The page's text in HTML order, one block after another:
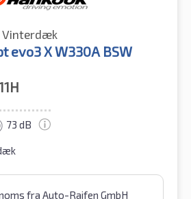
Vinterdæk
evo3 X W330A BSW
73 dB
fra Auto-Raifen GmbH